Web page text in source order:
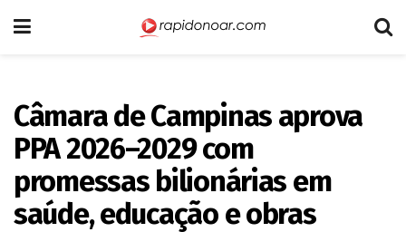
Câmara de Campinas aprova
PPA 2026–2029 com
promessas bilionárias em
saúde, educação e obras